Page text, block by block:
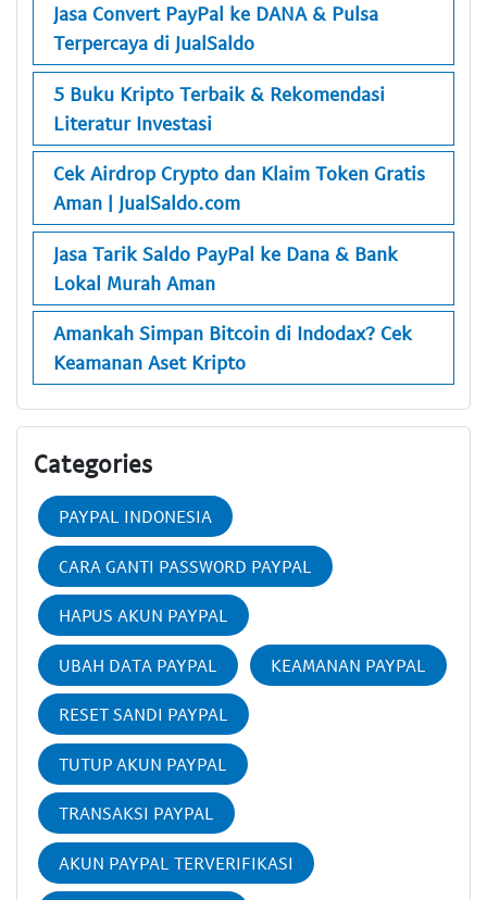
Jasa Convert PayPal ke DANA & Pulsa
Terpercaya di JualSaldo
5 Buku Kripto Terbaik & Rekomendasi
Literatur Investasi
Cek Airdrop Crypto dan Klaim Token Gratis
Aman | JualSaldo.com
Jasa Tarik Saldo PayPal ke Dana & Bank
Lokal Murah Aman
Amankah Simpan Bitcoin di Indodax? Cek
Keamanan Aset Kripto
Categories
PAYPAL INDONESIA
CARA GANTI PASSWORD PAYPAL
HAPUS AKUN PAYPAL
UBAH DATA PAYPAL KEAMANAN PAYPAL
RESET SANDI PAYPAL
TUTUP AKUN PAYPAL
TRANSAKSI PAYPAL
AKUN PAYPAL TERVERIFIKASI